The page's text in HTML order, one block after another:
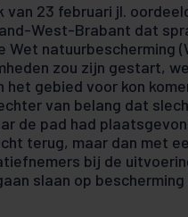
van 23 februari jl.
West-Brabant dat
Wet natuurbescherming
zou zijn gestart,
het gebied voor kon
van belang dat
de pad had
terug, maar dan met
bij de
slaan op